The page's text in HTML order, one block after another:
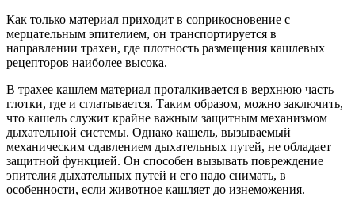
Как только материал приходит в соприкосновение с
мерцательным эпителием, он транспортируется в
направлении трахеи, где плотность размещения кашлевых
рецепторов наиболее высока.
В трахее кашлем материал проталкивается в верхнюю часть
глотки, где и сглатывается. Таким образом, можно заключить,
что кашель служит крайне важным защитным механизмом
дыхательной системы. Однако кашель, вызываемый
механическим сдавлением дыхательных путей, не обладает
защитной функцией. Он способен вызывать повреждение
эпителия дыхательных путей и его надо снимать, в
особенности, если животное кашляет до изнеможения.